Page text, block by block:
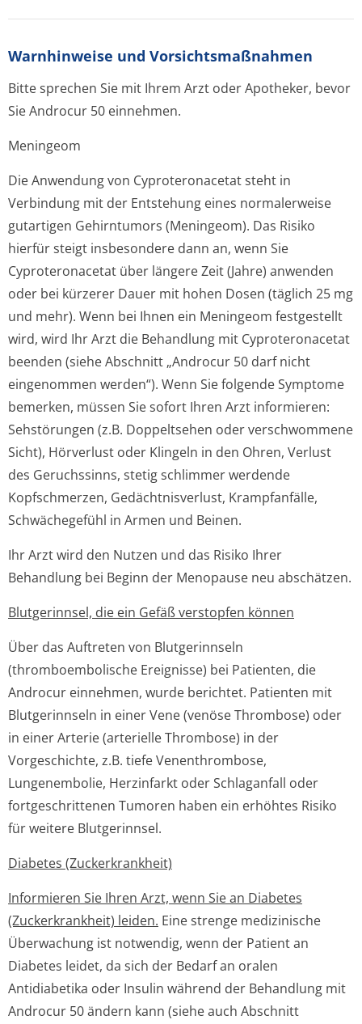
Warnhinweise und Vorsichtsmaßnahmen
Bitte sprechen Sie mit Ihrem Arzt oder Apotheker, bevor
Sie Androcur 50 einnehmen.
Meningeom
Die Anwendung von Cyproteronacetat steht in
Verbindung mit der Entstehung eines normalerweise
gutartigen Gehirntumors (Meningeom). Das Risiko
hierfür steigt insbesondere dann an, wenn Sie
Cyproteronacetat über längere Zeit (Jahre) anwenden
oder bei kürzerer Dauer mit hohen Dosen (täglich 25 mg
und mehr). Wenn bei Ihnen ein Meningeom festgestellt
wird, wird Ihr Arzt die Behandlung mit Cyproteronacetat
beenden (siehe Abschnitt „Androcur 50 darf nicht
eingenommen werden“). Wenn Sie folgende Symptome
bemerken, müssen Sie sofort Ihren Arzt informieren:
Sehstörungen (z.B. Doppeltsehen oder verschwommene
Sicht), Hörverlust oder Klingeln in den Ohren, Verlust
des Geruchssinns, stetig schlimmer werdende
Kopfschmerzen, Gedächtnisverlust, Krampfanfälle,
Schwächegefühl in Armen und Beinen.
Ihr Arzt wird den Nutzen und das Risiko Ihrer
Behandlung bei Beginn der Menopause neu abschätzen.
Blutgerinnsel, die ein Gefäß verstopfen können
Über das Auftreten von Blutgerinnseln
(thromboembolische Ereignisse) bei Patienten, die
Androcur einnehmen, wurde berichtet. Patienten mit
Blutgerinnseln in einer Vene (venöse Thrombose) oder
in einer Arterie (arterielle Thrombose) in der
Vorgeschichte, z.B. tiefe Venenthrombose,
Lungenembolie, Herzinfarkt oder Schlaganfall oder
fortgeschrittenen Tumoren haben ein erhöhtes Risiko
für weitere Blutgerinnsel.
Diabetes (Zuckerkrankheit)
Informieren Sie Ihren Arzt, wenn Sie an Diabetes
(Zuckerkrankheit) leiden. Eine strenge medizinische
Überwachung ist notwendig, wenn der Patient an
Diabetes leidet, da sich der Bedarf an oralen
Antidiabetika oder Insulin während der Behandlung mit
Androcur 50 ändern kann (siehe auch Abschnitt